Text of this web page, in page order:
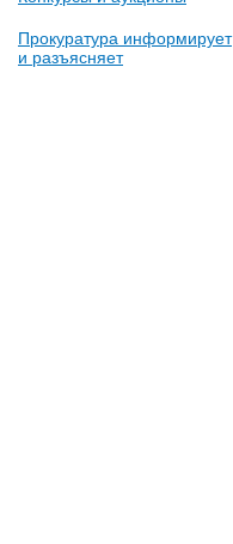
Прокуратура информирует
и разъясняет